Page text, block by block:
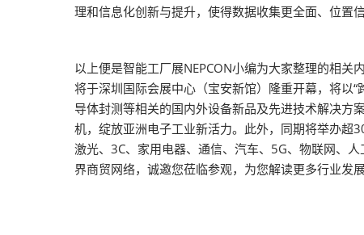
理和信息化创新与提升，使得数据收集更全面、位置
以上便是智能工厂展NEPCON小编为大家整理的相
将于深圳国际会展中心（宝安新馆）隆重开幕，将以
导体封测等相关的国内外设备新品及先进技术解决方
机，绽放亚洲电子工业新活力。此外，同期将举办超
激光、3C、家用电器、通信、汽车、5G、物联网、
界商贸网络，诚邀您莅临参观，为您解读更多行业发展